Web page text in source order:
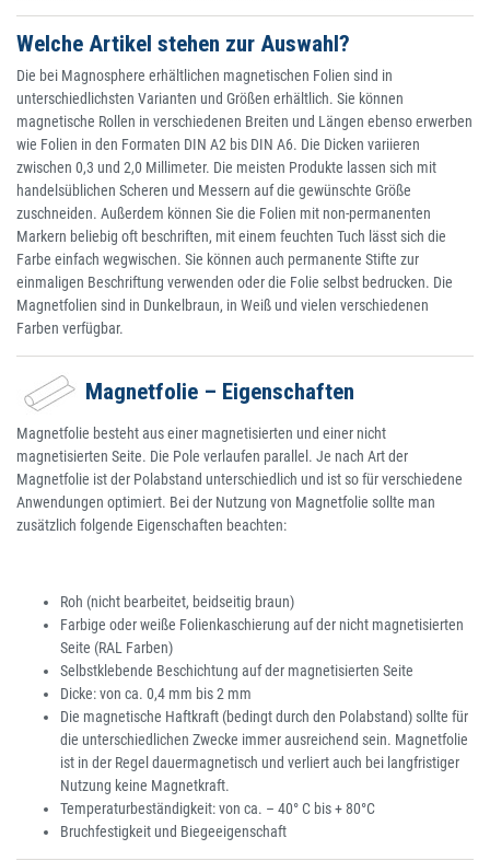
Welche Artikel stehen zur Auswahl?
Die bei Magnosphere erhältlichen magnetischen Folien sind in
unterschiedlichsten Varianten und Größen erhältlich. Sie können
magnetische Rollen in verschiedenen Breiten und Längen ebenso erwerben
wie Folien in den Formaten DIN A2 bis DIN A6. Die Dicken variieren
zwischen 0,3 und 2,0 Millimeter. Die meisten Produkte lassen sich mit
handelsüblichen Scheren und Messern auf die gewünschte Größe
zuschneiden. Außerdem können Sie die Folien mit non-permanenten
Markern beliebig oft beschriften, mit einem feuchten Tuch lässt sich die
Farbe einfach wegwischen. Sie können auch permanente Stifte zur
einmaligen Beschriftung verwenden oder die Folie selbst bedrucken. Die
Magnetfolien sind in Dunkelbraun, in Weiß und vielen verschiedenen
Farben verfügbar.
Magnetfolie – Eigenschaften
Magnetfolie besteht aus einer magnetisierten und einer nicht
magnetisierten Seite. Die Pole verlaufen parallel. Je nach Art der
Magnetfolie ist der Polabstand unterschiedlich und ist so für verschiedene
Anwendungen optimiert. Bei der Nutzung von Magnetfolie sollte man
zusätzlich folgende Eigenschaften beachten:
Roh (nicht bearbeitet, beidseitig braun)
Farbige oder weiße Folienkaschierung auf der nicht magnetisierten
Seite (RAL Farben)
Selbstklebende Beschichtung auf der magnetisierten Seite
Dicke: von ca. 0,4 mm bis 2 mm
Die magnetische Haftkraft (bedingt durch den Polabstand) sollte für
die unterschiedlichen Zwecke immer ausreichend sein. Magnetfolie
ist in der Regel dauermagnetisch und verliert auch bei langfristiger
Nutzung keine Magnetkraft.
Temperaturbeständigkeit: von ca. – 40° C bis + 80°C
Bruchfestigkeit und Biegeeigenschaft